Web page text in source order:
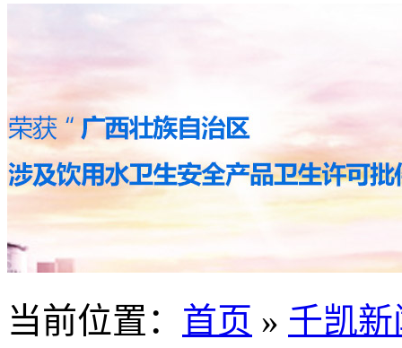
当前位置 ： 首页 » 千凯